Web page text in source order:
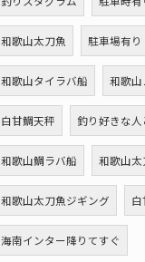
和歌山太刀魚 駐車場有り
和歌山タイラバ船 和歌山
白甘鯛天秤 釣り好きな
和歌山鯛ラバ船 和歌山太
和歌山太刀魚ジギング 白
海南インター降りてすぐ